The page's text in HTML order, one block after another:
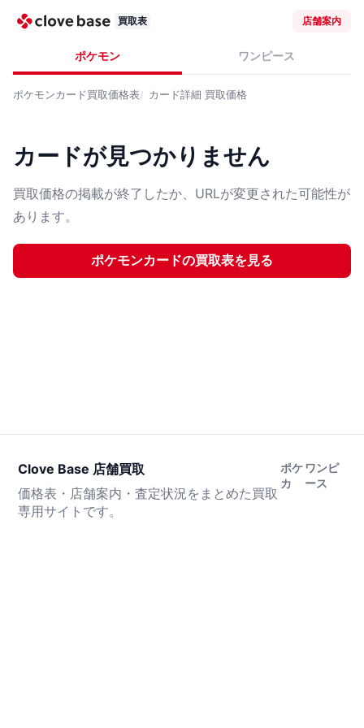
買取表 店舗案内
ポケモン ワンピース
ポケモンカード買取価格表 カード詳細 買取価格
カードが見つかりません
買取価格の掲載が終了したか、URLが変更された可能性が
あります。
ポケモンカードの買取表を見る
Clove Base 店舗買取
価格表・店舗案内・査定状況をまとめた買取
専用サイトです。
ポケ
カ
ワンピ
ース